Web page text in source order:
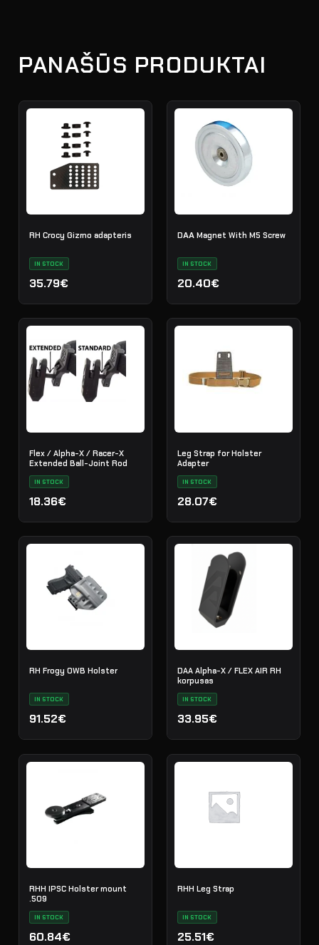
PANAŠŪS PRODUKTAI
RH Crocy Gizmo adapteris
IN STOCK
35.79€
DАА Magnet With M5 Screw
IN STOCK
20.40€
Flex / Alpha-X / Racer-X
Extended Ball-Joint Rod
IN STOCK
18.36€
Leg Strap for Holster
Adapter
IN STOCK
28.07€
RH Frogy OWB Holster
IN STOCK
91.52€
DAA Alpha-X / FLEX AIR RH
korpusas
IN STOCK
33.95€
RHH IPSC Holster mount
.509
IN STOCK
60.84€
RHH Leg Strap
IN STOCK
25.51€